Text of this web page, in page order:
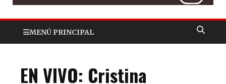
MENÚ PRINCIPAL
EN VIVO: Cristina